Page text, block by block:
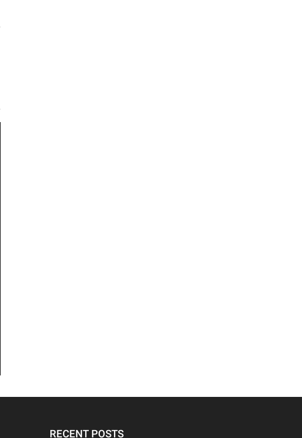
RECENT POSTS